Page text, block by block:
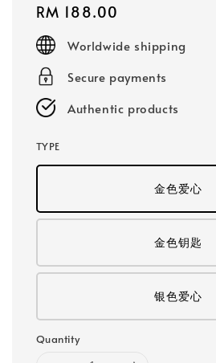
Regular
price
RM 188.00
Worldwide shipping
Secure payments
Authentic products
TYPE
金色爱心
金色钥匙
银色爱心
Quantity